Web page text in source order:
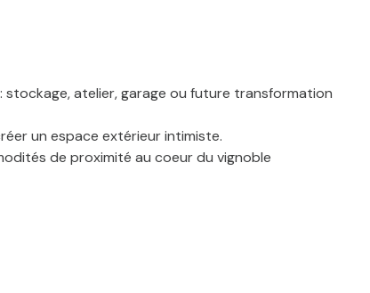
stockage, atelier, garage ou future transformation
un espace extérieur intimiste.
de proximité au coeur du vignoble